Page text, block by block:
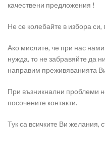
качествени предложения !
Не се колебайте в избора си,
Ако мислите, че при нас
нужда, то не забравяйте да
направим преживяванията
При възникнални проблеми
посочените контакти.
Тук са всичките Ви желания,